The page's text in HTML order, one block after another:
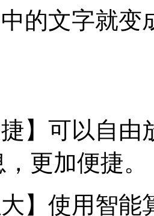
的文字就变
】可以自
更加便捷。
】使用智